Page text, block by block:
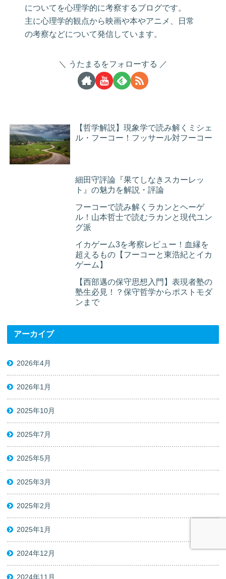
についてを心理学的に考察するブログです。
主に心理学的観点から映画や本やアニメ、日常
の考察などについて発信しています。
うたまるをフォローする
【哲学解説】現象学で読み解くミシェ
ル・フーコー！フッサール対フーコー
細田守評論『果てしなきスカーレッ
ト』の魅力を解説・評論
フーコーで読み解くラカンとヘーゲ
ル！山本哲士で読むラカンと現代ユン
グ派
イカゲーム3を考察レビュー！血縁を
超えるもの【フーコーと東浩紀とイカ
ゲーム】
【西部邁の保守思想入門】表現者塾の
塾生必見！？保守哲学からポストモダ
ンまで
アーカイブ
2026年4月
2026年1月
2025年10月
2025年7月
2025年5月
2025年3月
2025年2月
2025年1月
2024年12月
2024年11月